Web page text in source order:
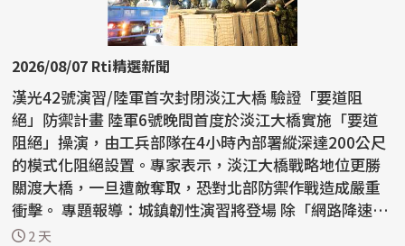
2026/08/07 Rti精選新聞
漢光42號演習/陸軍首次封閉淡江大橋 驗證「要道阻
絕」防禦計畫 陸軍6號晚間首度於淡江大橋實施「要道
阻絕」操演，由工兵部隊在4小時內部署縱深達200公尺
的模式化阻絕設置。專家表示，淡江大橋戰略地位更勝
關渡大橋，一旦遭敵奪取，恐對北部防禦作戰造成嚴重
衝擊。 專題報導：城鎮韌性演習將登場 除「網路降速、
躲3...
2 天